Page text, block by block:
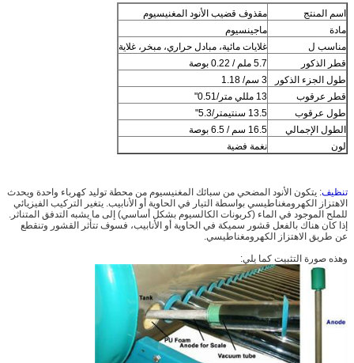
اسم المنتج
مقذوف قضيب الأنود المغنيسيوم
مادة
ماجينسيوم
مناسب ل
غلايات مائية، مبادل حراري، مبخر، غلاية
قطر الذكور
5.7 ملم / 0.22 بوصة
طول الجزء الذكور
3 سم/ 1.18
قطر عرقوب
13 مللي متر/0.51"
طول عرقوب
13.5 سنتيمتر/5.3"
الطول الإجمالي
16.5 سم / 6.5 بوصة
لون
نغمة فضية
تنظيف: يتكون الأنود المضحي من سبائك المغنيسيوم من محطة توليد كهرباء واحدة ويحدث
الاهتزاز الكهرومغناطيسي بواسطة التيار في الحاوية أو الأنابيب. يتغير التركيب الفيزيائي
للملح الموجود في الماء (كربونات الكالسيوم بشكل أساسي) إلى ما يشبه التدفق المتناثر.
إذا كان هناك بالفعل قشور سميكة في الحاوية أو الأنابيب، فسوف تتأثر القشور وتنقطع
عن طريق الاهتزاز الكهرومغناطيسي.
وهذه صورة التثبيت كما يلي: